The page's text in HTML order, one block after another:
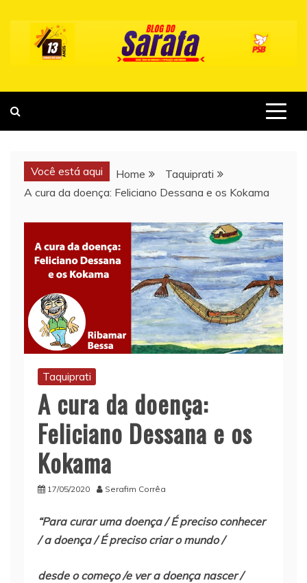
content
Você está aqui Home
Taquiprati
A cura da doença: Feliciano Dessana e os Kokama
Taquiprati
A cura da doença:
Feliciano Dessana e os
Kokama
17/05/2020 Serafim Corrêa
“Para curar uma doença / É preciso conhecer
/ a doença / É preciso criar o mundo /
desde o começo /e ver a doença nascer /